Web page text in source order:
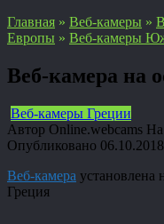
Главная » Веб-камеры »
Европы » Веб-камеры
Веб-камера на
Веб-камеры Греции
Автор Online.webcams
Опубликовано 06.10.2018
Веб-камера установлена
Греция